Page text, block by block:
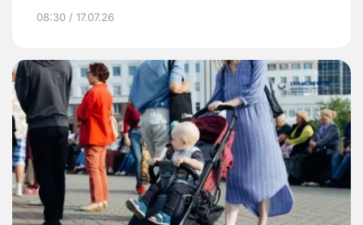
08:30 / 17.07.26